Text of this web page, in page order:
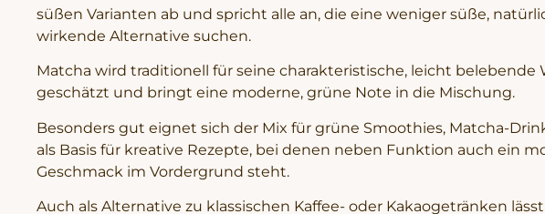
süßen Varianten ab und spricht alle an, die eine weniger süße,
wirkende Alternative suchen.
Matcha wird traditionell für seine charakteristische, leicht belebende
geschätzt und bringt eine moderne, grüne Note in die Mischung.
Besonders gut eignet sich der Mix für grüne Smoothies, Matcha-
als Basis für kreative Rezepte, bei denen neben Funktion auch ein
Geschmack im Vordergrund steht.
Auch als Alternative zu klassischen Kaffee- oder Kakaogetränken